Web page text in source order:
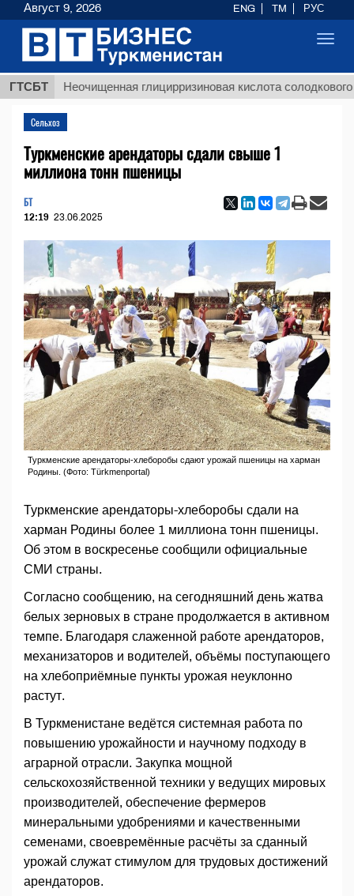
ГТСБТ
Неочищенная глицирризиновая кислота солодкового корня
Сельхоз
Туркменские арендаторы сдали свыше 1
миллиона тонн пшеницы
БТ
12:19 23.06.2025
Туркменские арендаторы-хлеборобы сдают урожай пшеницы на харман
Родины. (Фото: Türkmenportal)
Туркменские арендаторы-хлеборобы сдали на
харман Родины более 1 миллиона тонн пшеницы.
Об этом в воскресенье сообщили официальные
СМИ страны.
Согласно сообщению, на сегодняшний день жатва
белых зерновых в стране продолжается в активном
темпе. Благодаря слаженной работе арендаторов,
механизаторов и водителей, объёмы поступающего
на хлебоприёмные пункты урожая неуклонно
растут.
В Туркменистане ведётся системная работа по
повышению урожайности и научному подходу в
аграрной отрасли. Закупка мощной
сельскохозяйственной техники у ведущих мировых
производителей, обеспечение фермеров
минеральными удобрениями и качественными
семенами, своевремённые расчёты за сданный
урожай служат стимулом для трудовых достижений
арендаторов.
Август 9, 2026 ENG TM РУС